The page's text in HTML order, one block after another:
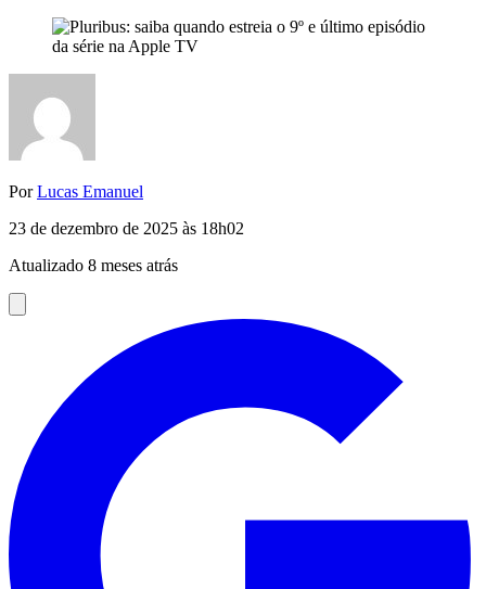
PorLucas Emanuel
23 de dezembro de 2025 às 18h02
Atualizado 8 meses atrás